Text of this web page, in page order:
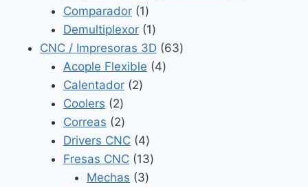
Comparador 11
producto
Demultiplexor 11
producto
CNC / Impresoras 3D 6363
Acople Flexible 44
Calentador 22
Coolers 22
productos
Correas 22
productos
Drivers CNC 44
productos
Fresas CNC 1313
Mechas 33